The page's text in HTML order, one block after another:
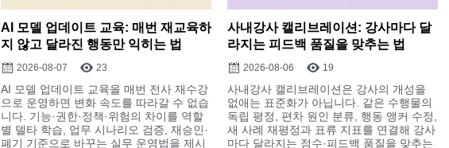
AI 모델 업데이트 교육: 매번 재교육하
지 않고 달라진 행동만 익히는 법
2026-08-07 23
AI 모델 업데이트 교육을 매번 전사 재수강
으로 운영하면 변화 속도를 따라갈 수 없습
니다. 기능·권한·정책·위험의 차이를 역할
별 델타 학습, 업무 시나리오 검증, 재승인·
폐기 기준으로 바꾸는 실무 운영법을 제시
사내강사 캘리브레이션: 강사마다 달
라지는 피드백 품질을 맞추는 법
2026-08-06 19
사내강사 캘리브레이션은 강사의 개성을
없애는 표준화가 아닙니다. 같은 수행물의
독립 평정, 편차 원인 분류, 행동 앵커 수정,
새 사례 재평정과 표류 지표를 연결해 강사
마다 달라지는 점수·피드백 품질을 맞추는